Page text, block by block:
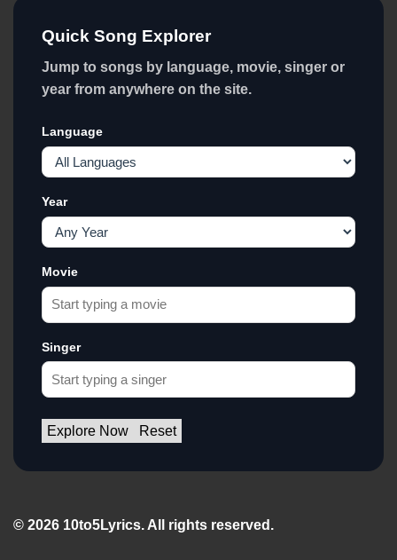
Quick Song Explorer
Jump to songs by language, movie, singer or
year from anywhere on the site.
Language
Year
Movie
Singer
Explore Now Reset
© 2026 10to5Lyrics. All rights reserved.